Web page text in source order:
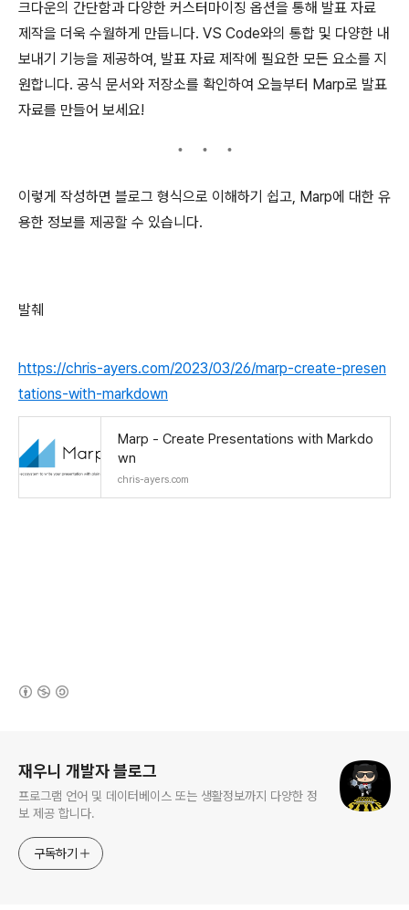
크다운의 간단함과 다양한 커스터마이징 옵션을 통해 발표 자료
제작을 더욱 수월하게 만듭니다. VS Code와의 통합 및 다양한 내
보내기 기능을 제공하여, 발표 자료 제작에 필요한 모든 요소를 지
원합니다. 공식 문서와 저장소를 확인하여 오늘부터 Marp로 발표
자료를 만들어 보세요!
이렇게 작성하면 블로그 형식으로 이해하기 쉽고, Marp에 대한 유
용한 정보를 제공할 수 있습니다.
발췌
https://chris-ayers.com/2023/03/26/marp-create-presen
tations-with-markdown
Marp - Create Presentations with Markdo
wn
chris-ayers.com
재우니 개발자 블로그
프로그램 언어 및 데이터베이스 또는 생활정보까지 다양한 정
보 제공 합니다.
구독하기